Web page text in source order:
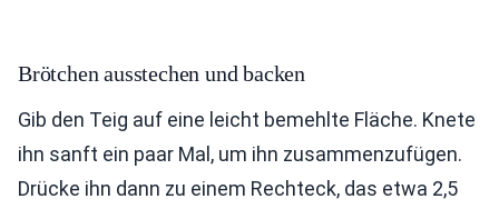
Brötchen ausstechen und backen
Gib den Teig auf eine leicht bemehlte Fläche. Knete
ihn sanft ein paar Mal, um ihn zusammenzufügen.
Drücke ihn dann zu einem Rechteck, das etwa 2,5